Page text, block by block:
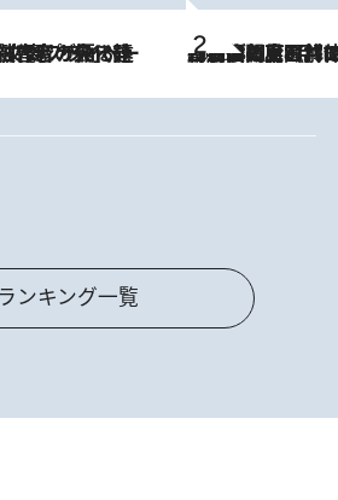
2026.8.8
「最後に見られてよかった」上野動物園の東園パンダ舎が解体前に特別公開。8月16日まで延長されたパネル展と共に辿る“半世紀”のパンダ飼育《解体工事の図面あり》
ランキング一覧